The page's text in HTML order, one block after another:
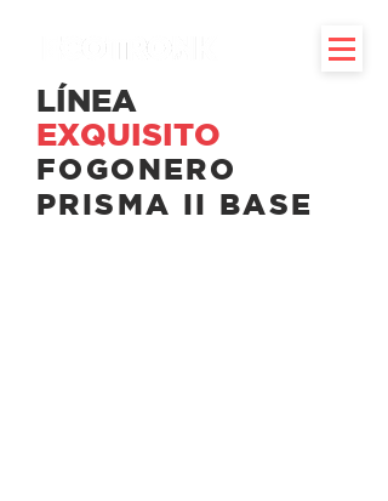
LÍNEA
EXQUISITO
FOGONERO
PRISMA II BASE